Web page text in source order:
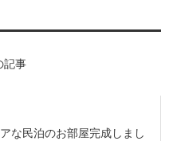
記事
な民泊のお部屋完成しまし